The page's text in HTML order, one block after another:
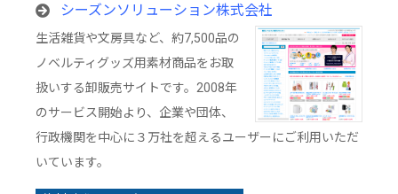
シーズンソリューション株式会社
生活雑貨や文房具など、約7,500品の
ノベルティグッズ用素材商品をお取
扱いする卸販売サイトです。2008年
のサービス開始より、企業や団体、
行政機関を中心に３万社を超えるユーザーにご利用いただ
いています。